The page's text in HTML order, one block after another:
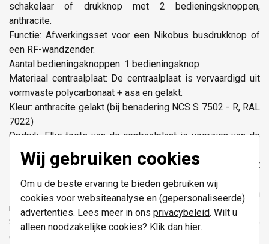
Wij gebruiken cookies
Om u de beste ervaring te bieden gebruiken wij
cookies voor websiteanalyse en (gepersonaliseerde)
advertenties. Lees meer in ons privacybeleid. Wilt u
alleen noodzakelijke cookies? Klik dan hier.
schakelaar of drukknop met 2 bedieningsknoppen,
anthracite.
Functie: Afwerkingsset voor een Nikobus busdrukknop of
een RF-wandzender.
Aantal bedieningsknoppen: 1 bedieningsknop
Materiaal centraalplaat: De centraalplaat is vervaardigd uit
vormvaste polycarbonaat + asa en gelakt.
Kleur: anthracite gelakt (bij benadering NCS S 7502 - R, RAL
7022)
Opdruk: Elke toets van de centraalplaat is voorzien van de
symbolen "op" en "neer" in onuitwisbare opdruk.
Demontage: De demontage gebeurt eenvoudig door het
lostrekken van de centraalplaat van het mechanisme.
Beschermingsgraad: IP41 voor de samenstelling van een
mechanisme, centraalplaat en afdekplaat
Slagvastheid: Na montage is een slagvastheid van IK06
gegarandeerd.